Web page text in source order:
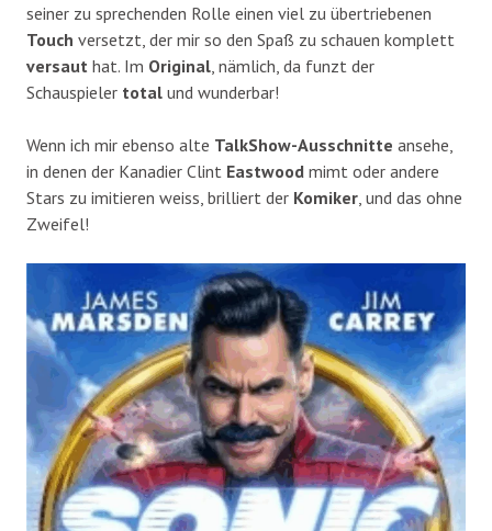
seiner zu sprechenden Rolle einen viel zu übertriebenen
Touch versetzt, der mir so den Spaß zu schauen komplett
versaut hat. Im Original, nämlich, da funzt der
Schauspieler total und wunderbar!
Wenn ich mir ebenso alte TalkShow-Ausschnitte ansehe,
in denen der Kanadier Clint Eastwood mimt oder andere
Stars zu imitieren weiss, brilliert der Komiker, und das ohne
Zweifel!